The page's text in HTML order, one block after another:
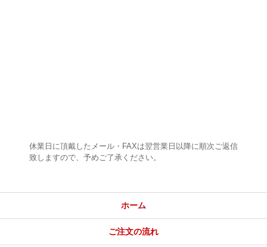
休業日に頂戴したメール・FAXは翌営業日以降に順次ご返信
致しますので、予めご了承ください。
ホーム
ご注文の流れ